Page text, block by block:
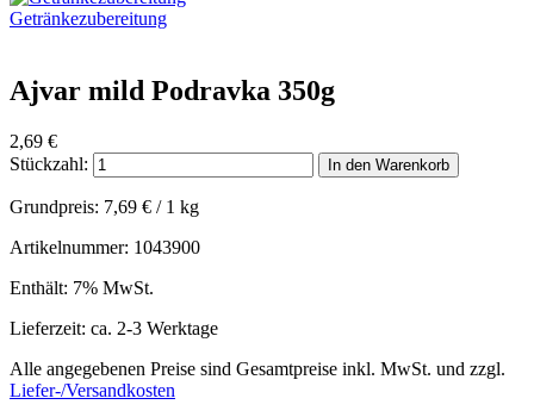
Getränkezubereitung
Ajvar mild Podravka 350g
2,69 €
Stückzahl:
In den Warenkorb
Grundpreis: 7,69 € / 1 kg
Artikelnummer: 1043900
Enthält: 7% MwSt.
Lieferzeit: ca. 2-3 Werktage
Alle angegebenen Preise sind Gesamtpreise inkl. MwSt. und zzgl.
Liefer-/Versandkosten